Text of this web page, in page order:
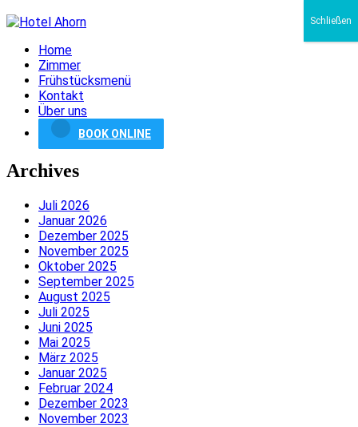
Home
Zimmer
Frühstücksmenü
Kontakt
Über uns
BOOK ONLINE
Archives
Juli 2026
Januar 2026
Dezember 2025
November 2025
Oktober 2025
September 2025
August 2025
Juli 2025
Juni 2025
Mai 2025
März 2025
Januar 2025
Februar 2024
Dezember 2023
November 2023
Schließen